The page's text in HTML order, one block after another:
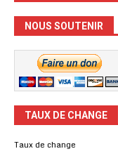
NOUS SOUTENIR
TAUX DE CHANGE
Taux de change